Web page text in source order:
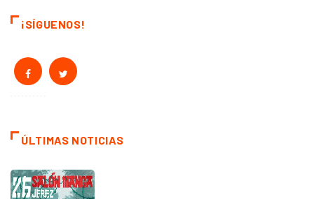
¡SÍGUENOS!
ÚLTIMAS NOTICIAS